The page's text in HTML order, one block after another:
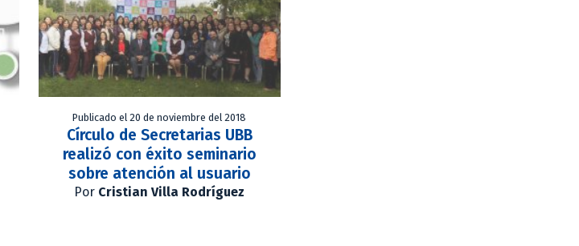
Publicado el 20 de noviembre del 2018
Círculo de Secretarias UBB
realizó con éxito seminario
sobre atención al usuario
Por Cristian Villa Rodríguez